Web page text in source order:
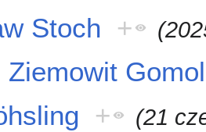
Stoch +
Ziemowit
+ (21